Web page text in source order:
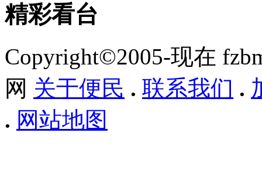
精彩看台
Copyright©2005-现在
网 关于便民 . 联系我们 .
. 网站地图